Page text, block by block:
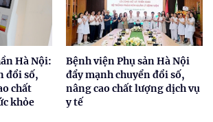
Hà Nội:
đổi số,
chất
khỏe
Bệnh viện Phụ sản Hà Nội
đẩy mạnh chuyển đổi số,
nâng cao chất lượng dịch vụ
y tế